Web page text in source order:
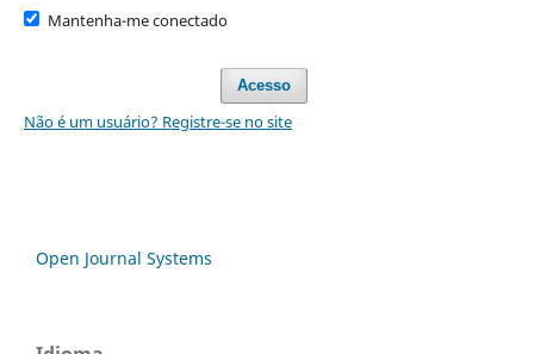
Mantenha-me conectado
Acesso
Não é um usuário? Registre-se no site
Open Journal Systems